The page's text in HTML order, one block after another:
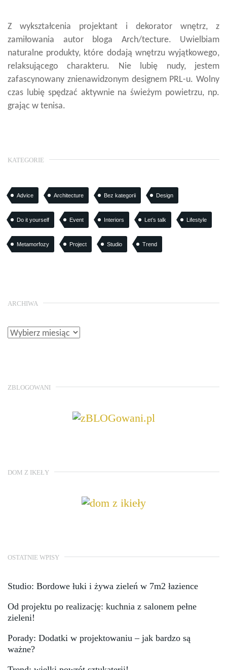
Z wykształcenia projektant i dekorator wnętrz, z
zamiłowania autor bloga Arch/tecture. Uwielbiam
naturalne produkty, które dodają wnętrzu wyjątkowego,
relaksującego charakteru. Nie lubię nudy, jestem
zafascynowany znienawidzonym designem PRL-u. Wolny
czas lubię spędzać aktywnie na świeżym powietrzu, np.
grając w tenisa.
KATEGORIE
Advice Architecture Bez kategorii Design
Do it yourself Event Interiors Let’s talk Lifestyle
Metamorfozy Project Studio Trend
ARCHIWA
ZBLOGOWANI
DOM Z IKEŁY
OSTATNIE WPISY
Studio: Bordowe łuki i żywa zieleń w 7m2 łazience
Od projektu po realizację: kuchnia z salonem pełne
zieleni!
Porady: Dodatki w projektowaniu – jak bardzo są
ważne?